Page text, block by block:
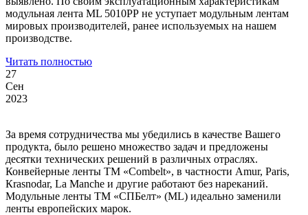
модульная лента МL 5010РР не уступает модульным лентам
мировых производителей, ранее используемых на нашем
производстве.
Читать полностью
27
Сен
2023
За время сотрудничества мы убедились в качестве Вашего
продукта, было решено множество задач и предложены
десятки технических решений в различных отраслях.
Конвейерные ленты ТМ «Combelt», в частности Amur, Paris,
Кrasnodar, La Manche и другие работают без нареканий.
Модульные ленты ТМ «СПБелт» (ML) идеально заменили
ленты европейских марок.